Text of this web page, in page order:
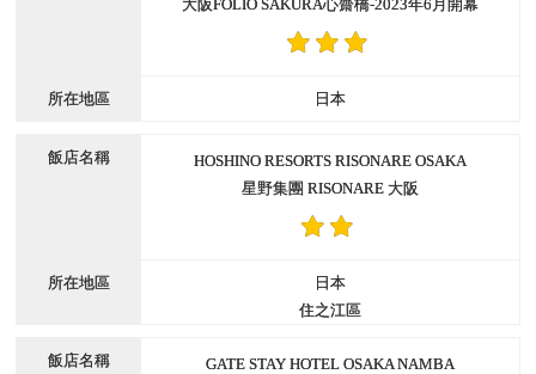
大阪FOLIO SAKURA心齋橋-2023年6月開幕
日本
HOSHINO RESORTS RISONARE OSAKA
星野集團 RISONARE 大阪
日本
住之江區
GATE STAY HOTEL OSAKA NAMBA